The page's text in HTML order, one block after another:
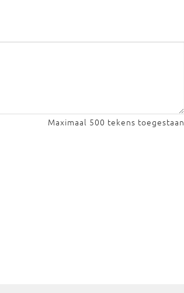
Maximaal 500 tekens toegestaan